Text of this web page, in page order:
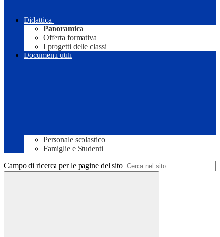
Didattica
Panoramica
Offerta formativa
I progetti delle classi
Documenti utili
Personale scolastico
Famiglie e Studenti
Campo di ricerca per le pagine del sito